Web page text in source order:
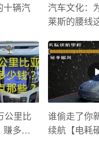
十辆汽
汽车文化：
莱斯的腰线
公里比
赚多少
谁偷走了你
续航【电耗